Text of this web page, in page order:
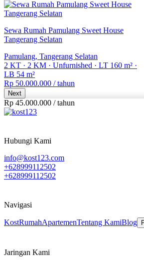
Sewa Rumah Pamulang Sweet House
Tangerang Selatan
Pamulang, Tangerang Selatan
2 KT · 2 KM · Unfurnished · LT 160 m² ·
LB 54 m²
Rp 50.000.000 / tahun
Next
Rp 45.000.000 /tahun
Hubungi Kami
info@kost123.com
+628999112502
+628999112502
Navigasi
KostRumahApartemenTentang KamiBlog
Jaringan Kami